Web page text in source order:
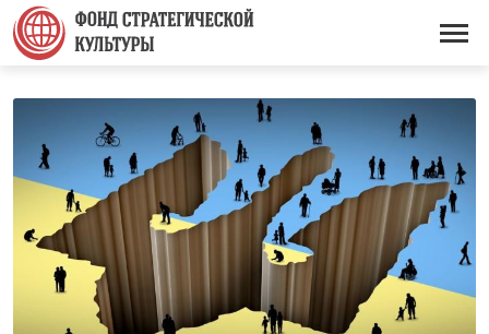
Перейти
основному
содержанию
Основная